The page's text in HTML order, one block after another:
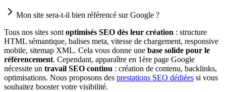
Mon site sera-t-il bien référencé sur Google ?
Tous nos sites sont optimisés SEO dès leur création : structure
HTML sémantique, balises meta, vitesse de chargement, responsive
mobile, sitemap XML. Cela vous donne une base solide pour le
référencement. Cependant, apparaître en 1ère page Google
nécessite un travail SEO continu : création de contenu, backlinks,
optimisations. Nous proposons des prestations SEO dédiées si vous
souhaitez booster votre visibilité.